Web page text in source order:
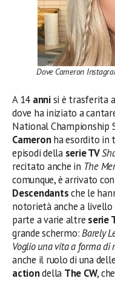
Dove Cameron
A 14 annisi è trasferita a
dove ha iniziato a
National Championship
Cameronha esordito in
episodi della serie TV
recitato anche in The
comunque, è arrivato
Descendantsche le
notorietà anche a livello
parte a varie altre serie
grande schermo:Barely
Voglio una vita a forma di
anche il ruolo di una delle
actiondella The CW,